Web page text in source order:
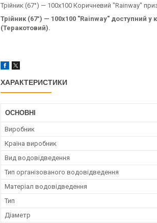
Трійник (67°) — 100х100 Коричневий "Rainway"
Трійник (67°) — 100х100 "Rainway" доступний
(Теракотовий).
ХАРАКТЕРИСТИКИ
ОСНОВНІ
Виробник
Країна виробник
Вид водовідведення
Тип організованого водовідведення
Матеріал водовідведення
Тип
Діаметр